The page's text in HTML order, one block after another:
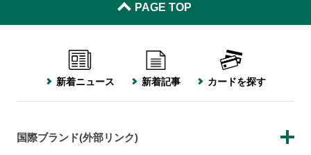
PAGE TOP
新着ニュース 新着記事 カードを探す
国際ブランド(外部リンク)